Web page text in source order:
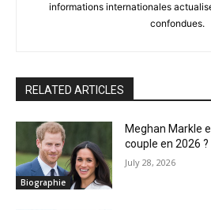
informations internationales
confondues.
RELATED ARTICLES
Biographie
Meghan Markle
couple en 2026 ?
July 28, 2026